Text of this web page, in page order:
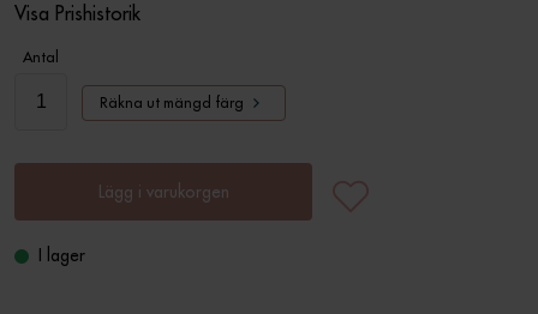
Visa Prishistorik
Antal
Räkna ut mängd färg
Lägg i varukorgen
I lager